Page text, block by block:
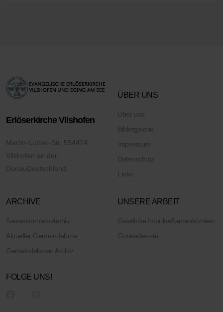
Erlöserkirche Vilshofen
Martin-Luther-Str. 594474
Vilshofen an der
Donau Deutschland
ÜBER UNS
Über uns
Bildergalerie
Impressum
Datenschutz
Links
ARCHIVE
Samenkörnlein Archiv
Aktueller Gemeindebote
Gemeindeboten Archiv
UNSERE ARBEIT
Geistliche ImpulseSamenkörnlein
Gottesdienste
FOLGE UNS!